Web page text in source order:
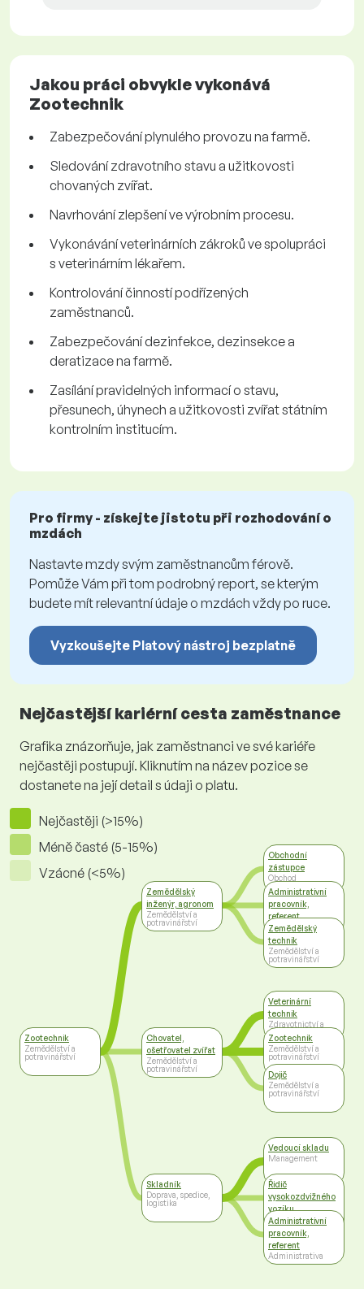
Jakou práci obvykle vykonává
Zootechnik
Zabezpečování plynulého provozu na farmě.
Sledování zdravotního stavu a užitkovosti
chovaných zvířat.
Navrhování zlepšení ve výrobním procesu.
Vykonávání veterinárních zákroků ve spolupráci
s veterinárním lékařem.
Kontrolování činností podřízených
zaměstnanců.
Zabezpečování dezinfekce, dezinsekce a
deratizace na farmě.
Zasílání pravidelných informací o stavu,
přesunech, úhynech a užitkovosti zvířat státním
kontrolním institucím.
Pro firmy - získejte jistotu při rozhodování o
mzdách
Nastavte mzdy svým zaměstnancům férově.
Pomůže Vám při tom podrobný report, se kterým
budete mít relevantní údaje o mzdách vždy po ruce.
Vyzkoušejte Platový nástroj bezplatně
Nejčastější kariérní cesta zaměstnance
Grafika znázorňuje, jak zaměstnanci ve své kariéře
nejčastěji postupují. Kliknutím na název pozice se
dostanete na její detail s údaji o platu.
Nejčastěji (>15%)
Méně časté (5-15%)
Vzácné (<5%)
Zootechnik
Zemědělství a
potravinářství
Zemědělský
inženýr, agronom
Zemědělství a
potravinářství
Chovatel,
ošetřovatel zvířat
Zemědělství a
potravinářství
Skladník
Doprava, spedice,
logistika
Obchodní
zástupce
Obchod
Administrativní
pracovník,
referent
Administrativa
Zemědělský
technik
Zemědělství a
potravinářství
Veterinární
technik
Zdravotnictví a
sociální péče
Zootechnik
Zemědělství a
potravinářství
Dojič
Zemědělství a
potravinářství
Vedoucí skladu
Management
Řidič
vysokozdvižného
vozíku
Doprava, spedice,
logistika
Administrativní
pracovník,
referent
Administrativa